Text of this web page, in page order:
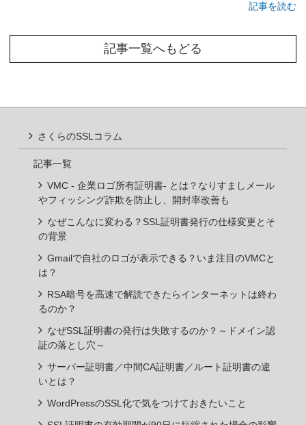
記事を読む
記事一覧へもどる
さくらのSSLコラム
記事一覧
VMC - 企業ロゴ所有証明書- とは？なりすましメール
やフィッシング詐欺を防止し、開封率改善も
なぜこんなに変わる？SSL証明書発行の仕様変更とそ
の背景
Gmailで自社のロゴが表示できる？いま注目のVMCと
は？
RSA暗号を高速で解読できたらインターネットは終わ
るのか？
なぜSSL証明書の発行は失敗するのか？～ドメイン認
証の落とし穴～
サーバー証明書／中間CA証明書／ルート証明書の違
いとは？
WordPressのSSL化で気をつけておきたいこと